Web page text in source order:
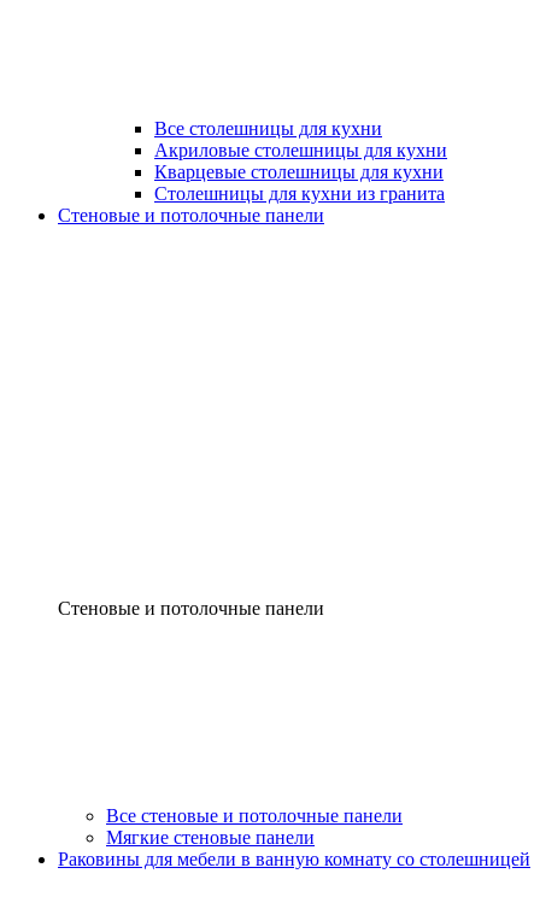
Все столешницы для кухни
Акриловые столешницы для кухни
Кварцевые столешницы для кухни
Столешницы для кухни из гранита
Стеновые и потолочные панели
Стеновые и потолочные панели
Все стеновые и потолочные панели
Мягкие стеновые панели
Раковины для мебели в ванную комнату со столешницей